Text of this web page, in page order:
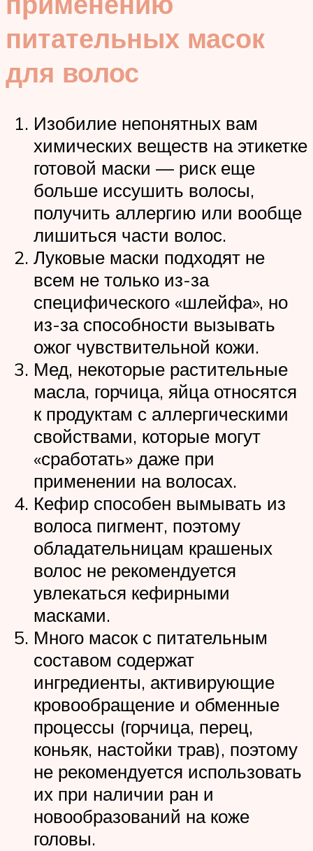
питательных масок
для волос
Изобилие непонятных вам
химических веществ на этикетке
готовой маски — риск еще
больше иссушить волосы,
получить аллергию или вообще
лишиться части волос.
Луковые маски подходят не
всем не только из-за
специфического «шлейфа», но
из-за способности вызывать
ожог чувствительной кожи.
Мед, некоторые растительные
масла, горчица, яйца относятся
к продуктам с аллергическими
свойствами, которые могут
«сработать» даже при
применении на волосах.
Кефир способен вымывать из
волоса пигмент, поэтому
обладательницам крашеных
волос не рекомендуется
увлекаться кефирными
масками.
Много масок с питательным
составом содержат
ингредиенты, активирующие
кровообращение и обменные
процессы (горчица, перец,
коньяк, настойки трав), поэтому
не рекомендуется использовать
их при наличии ран и
новообразований на коже
головы.